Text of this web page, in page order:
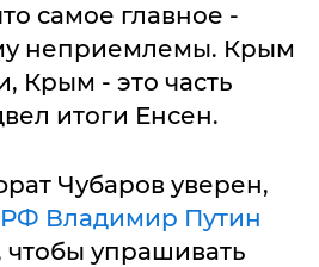
самое главное -
неприемлемы. Крым
Крым - это часть
итоги Енсен.
Чубаров уверен,
Владимир Путин
чтобы упрашивать